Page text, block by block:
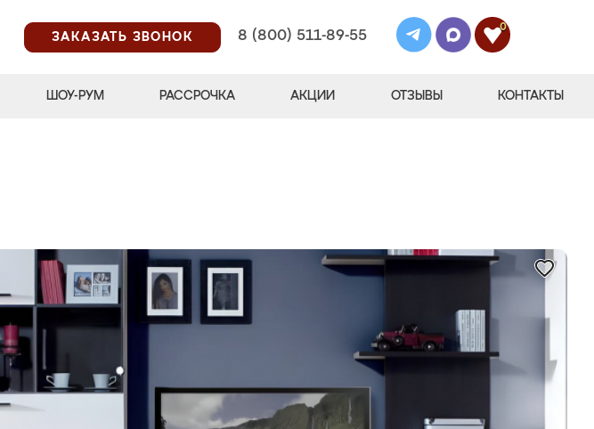
ЗАКАЗАТЬ ЗВОНОК
8 (800) 511-89-55
0
ШОУ-РУМ РАССРОЧКА АКЦИИ ОТЗЫВЫ КОНТАКТЫ